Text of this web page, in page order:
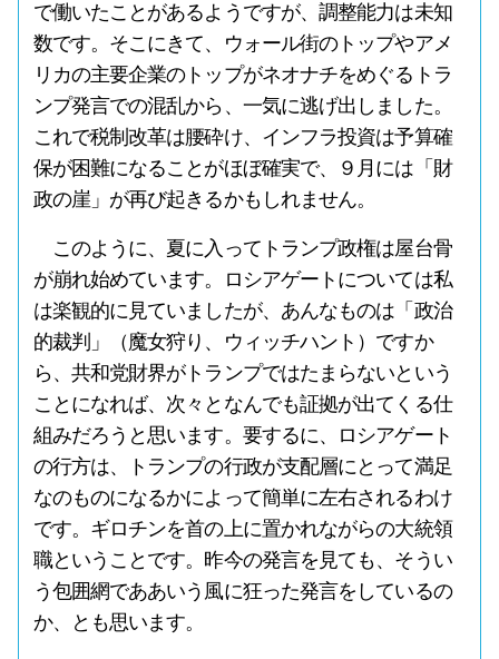
で働いたことがあるようですが、調整能力は未知
数です。そこにきて、ウォール街のトップやアメ
リカの主要企業のトップがネオナチをめぐるトラ
ンプ発言での混乱から、一気に逃げ出しました。
これで税制改革は腰砕け、インフラ投資は予算確
保が困難になることがほぼ確実で、９月には「財
政の崖」が再び起きるかもしれません。
このように、夏に入ってトランプ政権は屋台骨
が崩れ始めています。ロシアゲートについては私
は楽観的に見ていましたが、あんなものは「政治
的裁判」（魔女狩り、ウィッチハント）ですか
ら、共和党財界がトランプではたまらないという
ことになれば、次々となんでも証拠が出てくる仕
組みだろうと思います。要するに、ロシアゲート
の行方は、トランプの行政が支配層にとって満足
なのものになるかによって簡単に左右されるわけ
です。ギロチンを首の上に置かれながらの大統領
職ということです。昨今の発言を見ても、そうい
う包囲網でああいう風に狂った発言をしているの
か、とも思います。